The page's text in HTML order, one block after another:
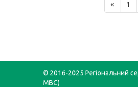
« 1
© 2016-2025 Регіональний
МВС)